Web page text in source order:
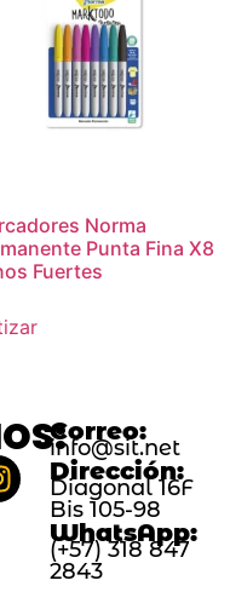
Norma
Punta Fina X8
Fuertes
Correo:
info@sit.net
Dirección:
Diagonal 16F
Bis 105-98
WhatsApp:
(+57) 318 847
2843